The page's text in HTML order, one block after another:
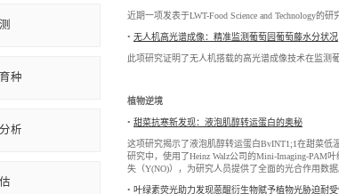
种
析
近期一项发表于LWT-Food Science and Technology的
• 无人机高光谱成像：精准监测葡萄园葡萄藤水分状况
此项研究证明了无人机搭载的高光谱成像技术在监测
植物逆境
• 甜菜抗寒新发现：液泡肌醇转运蛋白的奥秘
这项研究揭示了液泡肌醇转运蛋白BvINT1;1在甜菜低
研究中，使用了Heinz Walz公司的Mini-Imaging-PAM
失（Y(NO)），为研究人员提供了全面的光合作用数据
• 叶绿素荧光助力发现蒽醌衍生物赋予植物光胁迫耐